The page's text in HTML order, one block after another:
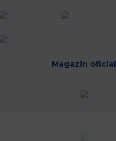
Magazin oficial